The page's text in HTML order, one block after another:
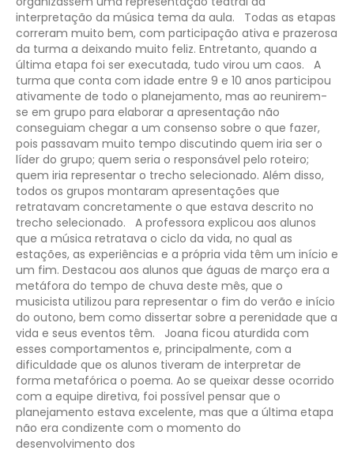
interpretação da música tema da aula.
Todas as etapas
correram muito bem, com participação ativa e prazerosa
da turma a deixando muito feliz. Entretanto, quando a
última etapa foi ser executada, tudo virou um caos.
A
turma que conta com idade entre 9 e 10 anos participou
ativamente de todo o planejamento, mas ao reunirem-
se em grupo para elaborar a apresentação não
conseguiam chegar a um consenso sobre o que fazer,
pois passavam muito tempo discutindo quem iria ser o
líder do grupo; quem seria o responsável pelo roteiro;
quem iria representar o trecho selecionado. Além disso,
todos os grupos montaram apresentações que
retratavam concretamente o que estava descrito no
trecho selecionado.
A professora explicou aos alunos
que a música retratava o ciclo da vida, no qual as
estações, as experiências e a própria vida têm um início e
um fim. Destacou aos alunos que águas de março era a
metáfora do tempo de chuva deste mês, que o
musicista utilizou para representar o fim do verão e início
do outono, bem como dissertar sobre a perenidade que a
vida e seus eventos têm.
Joana ficou aturdida com
esses comportamentos e, principalmente, com a
dificuldade que os alunos tiveram de interpretar de
forma metafórica o poema. Ao se queixar desse ocorrido
com a equipe diretiva, foi possível pensar que o
planejamento estava excelente, mas que a última etapa
não era condizente com o momento do
desenvolvimento dos